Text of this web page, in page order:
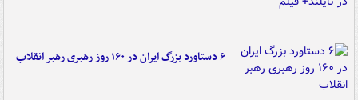
۶ دستاورد بزرگ ایران در ۱۶۰ روز رهبری رهبر انقلاب